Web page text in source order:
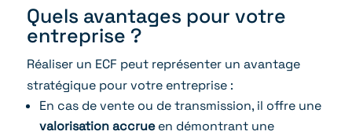
Quels avantages pour votre
entreprise ?
Réaliser un ECF peut représenter un avantage
stratégique pour votre entreprise :
En cas de vente ou de transmission, il offre une
valorisation accrueen démontrant une